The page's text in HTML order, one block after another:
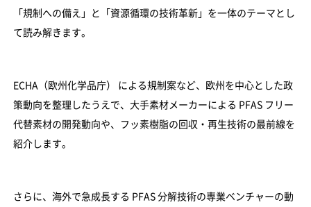
「規制への備え」と「資源循環の技術革新」を一体のテーマとし
て読み解きます。
ECHA（欧州化学品庁） による規制案など、欧州を中心とした政
策動向を整理したうえで、大手素材メーカーによる PFAS フリー
代替素材の開発動向や、フッ素樹脂の回収・再生技術の最前線を
紹介します。
さらに、海外で急成長する PFAS 分解技術の専業ベンチャーの動